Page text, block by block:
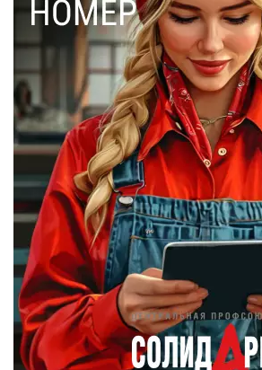
Наталья Кочемина
(23)
Вадим Барабанов
(18)
Дмитрий Чуйков
(18)
Камиль Айсин (18)
Александр
Запесоцкий(16)
Александр
Боданин(15)
Алена Беллис(15)
Александр